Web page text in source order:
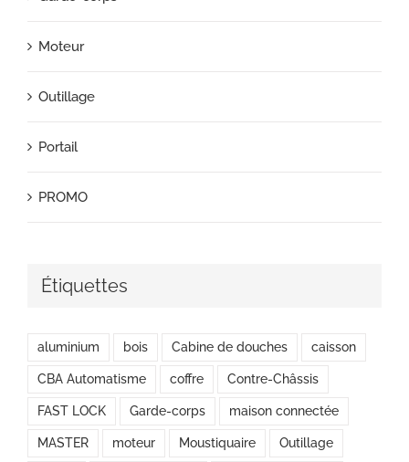
Moteur
Outillage
Portail
PROMO
Étiquettes
aluminium bois Cabine de douches caisson
CBA Automatisme coffre Contre-Châssis
FAST LOCK Garde-corps maison connectée
MASTER moteur Moustiquaire Outillage